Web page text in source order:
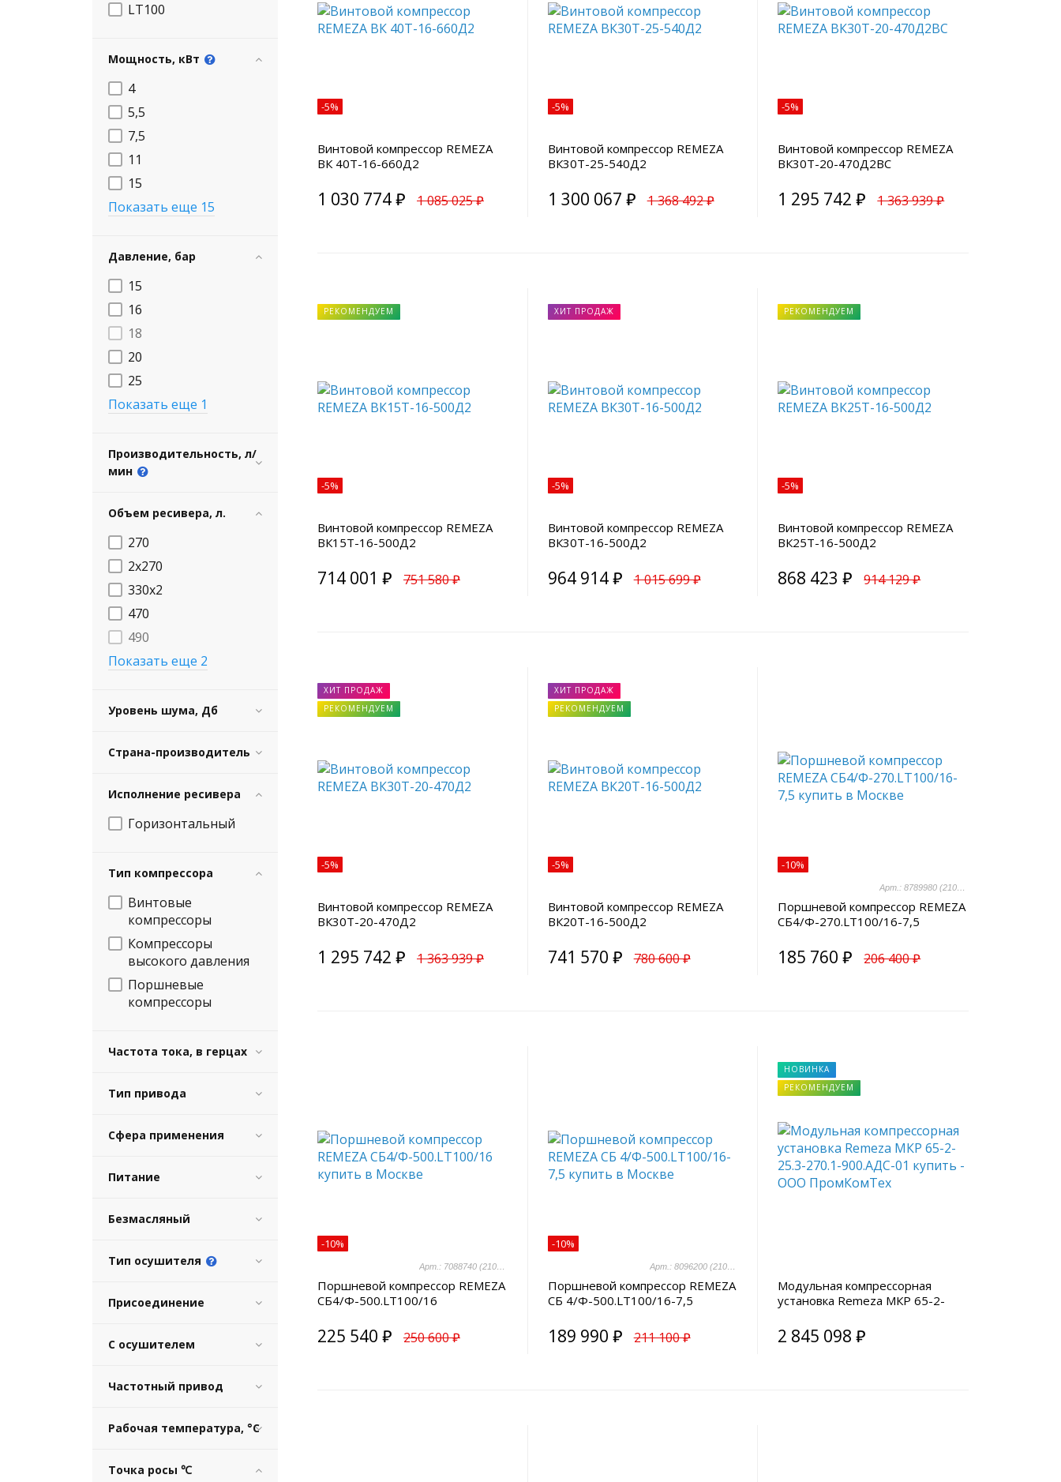
LT100
Мощность, кВт
4
5,5
7,5
11
15
Показать еще 15
Давление, бар
15
16
18
20
25
Показать еще 1
Производительность, л/
мин
Объем ресивера, л.
270
2х270
330х2
470
490
Показать еще 2
Уровень шума, Дб
Страна-производитель
Исполнение ресивера
Горизонтальный
Тип компрессора
Винтовые
компрессоры
Компрессоры
высокого давления
Поршневые
компрессоры
Частота тока, в герцах
Тип привода
Сфера применения
Питание
Безмасляный
Тип осушителя
Присоединение
С осушителем
Частотный привод
Рабочая температура, °C
Точка росы ℃
-5%
Винтовой компрессор REMEZA
ВК 40Т-16-660Д2
1 030 774 ₽ 1 085 025 ₽
-5%
Винтовой компрессор REMEZA
ВК30Т-25-540Д2
1 300 067 ₽ 1 368 492 ₽
-5%
Винтовой компрессор REMEZA
ВК30Т-20-470Д2ВС
1 295 742 ₽ 1 363 939 ₽
РЕКОМЕНДУЕМ
-5%
Винтовой компрессор REMEZA
ВК15Т-16-500Д2
714 001 ₽ 751 580 ₽
ХИТ ПРОДАЖ
-5%
Винтовой компрессор REMEZA
ВК30Т-16-500Д2
964 914 ₽ 1 015 699 ₽
РЕКОМЕНДУЕМ
-5%
Винтовой компрессор REMEZA
ВК25Т-16-500Д2
868 423 ₽ 914 129 ₽
ХИТ ПРОДАЖ
РЕКОМЕНДУЕМ
-5%
Винтовой компрессор REMEZA
ВК30Т-20-470Д2
1 295 742 ₽ 1 363 939 ₽
ХИТ ПРОДАЖ
РЕКОМЕНДУЕМ
-5%
Винтовой компрессор REMEZA
ВК20Т-16-500Д2
741 570 ₽ 780 600 ₽
-10%
Поршневой компрессор REMEZA
СБ4/Ф-270.LT100/16-7,5
185 760 ₽ 206 400 ₽
-10%
Поршневой компрессор REMEZA
СБ4/Ф-500.LT100/16
225 540 ₽ 250 600 ₽
-10%
Арт.: 8096200 (2101500043)
Поршневой компрессор REMEZA
СБ 4/Ф-500.LT100/16-7,5
189 990 ₽ 211 100 ₽
НОВИНКА
РЕКОМЕНДУЕМ
Модульная компрессорная
установка Remeza МКР 65-2-
2 845 098 ₽